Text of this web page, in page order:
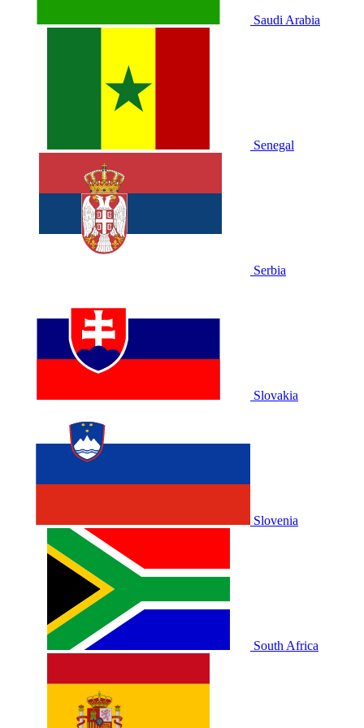
Saudi Arabia
Senegal
Serbia
Slovakia
Slovenia
South Africa